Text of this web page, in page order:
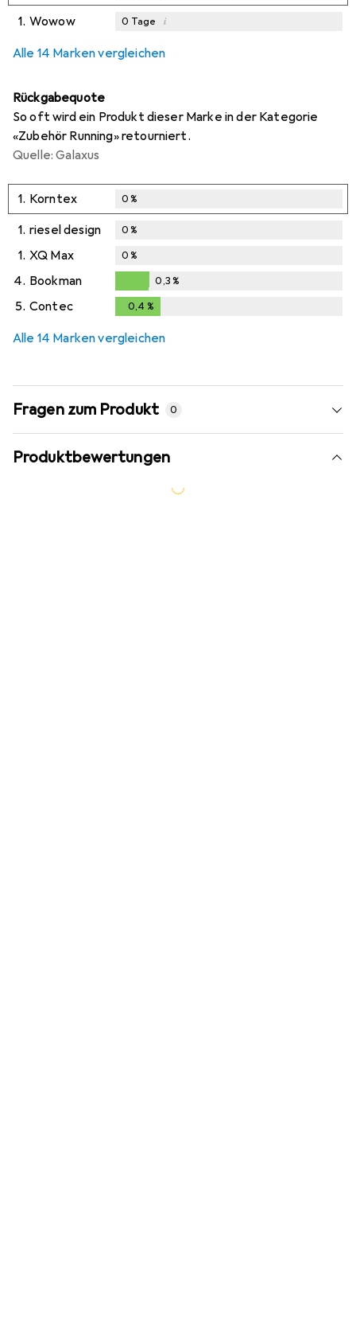
1. Wowow 0 Tage i
Alle 14 Marken vergleichen
Rückgabequote
So oft wird ein Produkt dieser Marke in der Kategorie
«Zubehör Running» retourniert.
Quelle: Galaxus
1. Korntex 0%
1. riesel design 0%
1. XQ Max 0%
4. Bookman
0,3%
0,3%
5. Contec 0,4 %
Alle 14 Marken vergleichen
Fragen zum Produkt 0
Produktbewertungen